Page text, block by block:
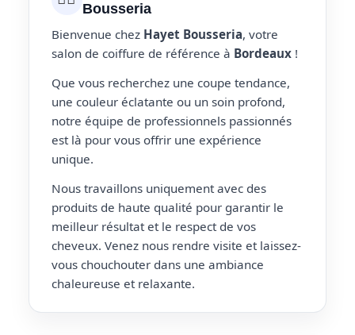
Bousseria
Bienvenue chez Hayet Bousseria, votre
salon de coiffure de référence à Bordeaux !
Que vous recherchez une coupe tendance,
une couleur éclatante ou un soin profond,
notre équipe de professionnels passionnés
est là pour vous offrir une expérience
unique.
Nous travaillons uniquement avec des
produits de haute qualité pour garantir le
meilleur résultat et le respect de vos
cheveux. Venez nous rendre visite et laissez-
vous chouchouter dans une ambiance
chaleureuse et relaxante.